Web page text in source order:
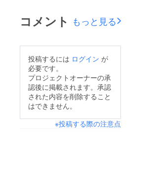
申し上げます。ありが
馬、狛江、上野原ぞう
んそして、第2部
ミュージカル「バック
トゥザ・フーちゃん
Ⅱ」皆さん、素晴らし
いステージを見せてく
れています。本公演
は、ご支援頂きました
皆さまには、後日アー
ご支援を励みに、出演
者、スタッフ一同、明
までのカウントダウン
動画もいよいよ「あと
１日」に。今回は明日
に向けてリハーサル中
ら元気にお届けしま
コメント もっと見る
投稿するには ログイン が
必要です。
プロジェクトオーナーの承
認後に掲載されます。承認
された内容を削除すること
はできません。
※投稿する際の注意点